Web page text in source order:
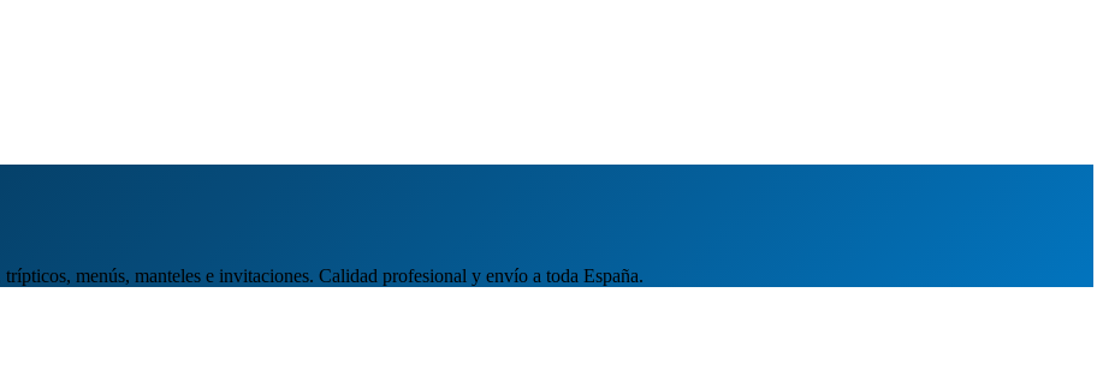
menús, manteles e invitaciones. Calidad profesional y envío a toda España.